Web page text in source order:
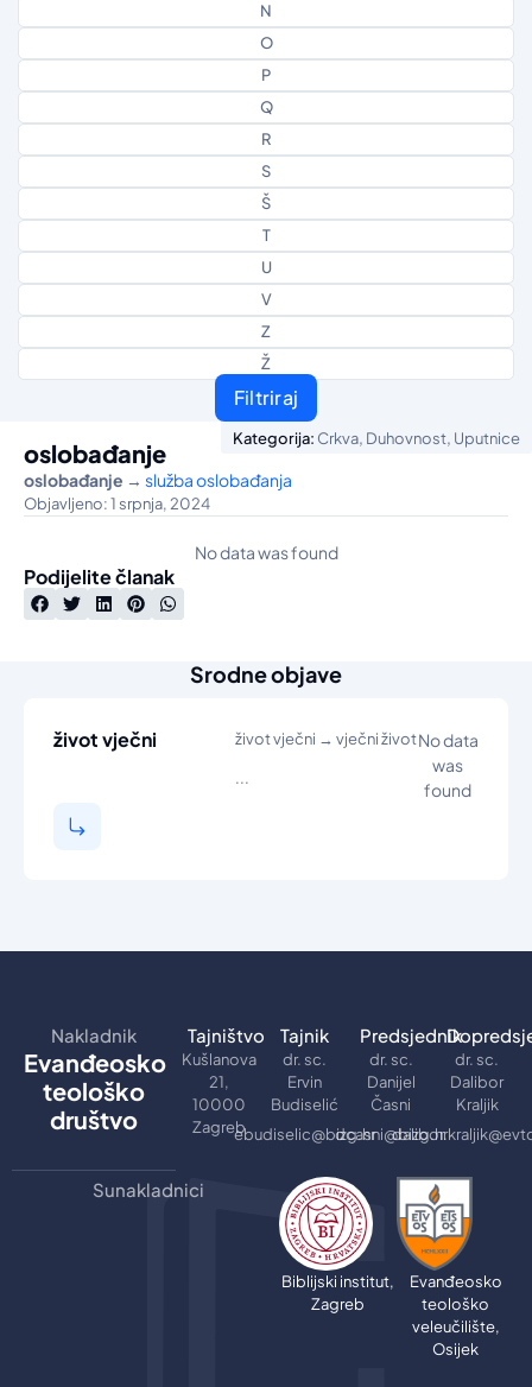
N
O
P
Q
R
S
Š
T
U
V
Z
Ž
Filtriraj
Kategorija: Crkva, Duhovnost, Uputnice
oslobađanje
oslobađanje → služba oslobađanja
Objavljeno: 1 srpnja, 2024
No data was found
Podijelite članak
Srodne objave
život vječni život vječni → vječni život
...
No data
was
found
Nakladnik
Evanđeosko
teološko
društvo
Tajništvo
Kušlanova
21,
10000
Zagreb
Tajnik
dr. sc.
Ervin
Budiselić
ebudiselic@bizg.hr
Predsjednik
dr. sc.
Danijel
Časni
dcasni@bizg.hr
dr. sc.
Dalibor
Kraljik
Sunakladnici
Biblijski institut,
Zagreb
Evanđeosko
teološko
veleučilište,
Osijek